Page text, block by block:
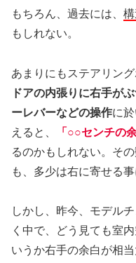
もちろん、過去には、
もしれない。
あまりにもステアリン
ドアの内張りに右手が
ーレバーなどの操作に
えると、
「○○センチの
るのかもしれない。そ
も、多少は右に寄せる
しかし、昨今、モデル
く中で、どう見ても室
いうか右手の余白が相